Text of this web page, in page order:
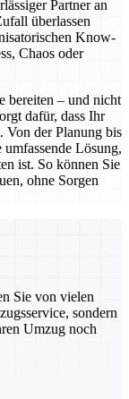
Partner an
überlassen
Know-
Chaos oder
bereiten – und nicht
dafür, dass Ihr
Von der Planung bis
Lösung,
ist. So können Sie
ohne Sorgen
Sie von vielen
sondern
Umzug noch